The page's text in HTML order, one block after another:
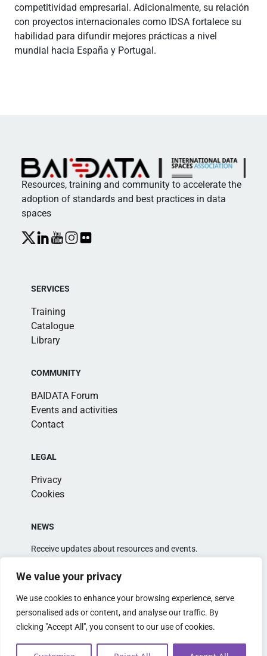
We value your privacy
We use cookies to enhance your browsing experience, serve
personalised ads or content, and analyse our traffic. By
clicking "Accept All", you consent to our use of cookies.
competitividad empresarial. Adicionalmente, su relación
con proyectos internacionales como IDSA fortalece su
habilidad para difundir mejores prácticas a nivel
mundial hacia España y Portugal.
Resources, training and community to accelerate the
adoption of standards and best practices in data
spaces
SERVICES
Training
Catalogue
Library
COMMUNITY
BAIDATA Forum
Events and activities
Contact
LEGAL
Privacy
Cookies
NEWS
Receive updates about resources and events.